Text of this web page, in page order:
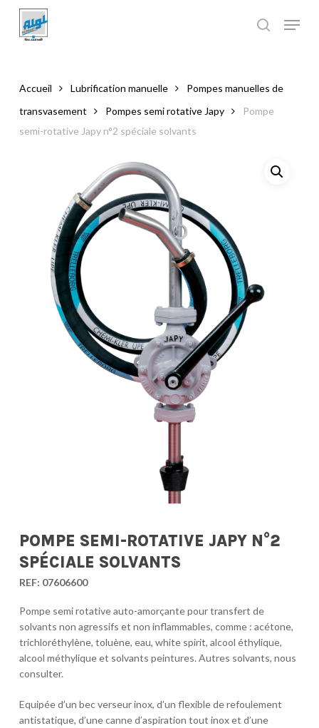
main
Accueil Lubrification manuelle
Pompes manuelles de
transvasement
Pompes semi rotative Japy
Pompe
semi-rotative Japy n°2 spéciale solvants
POMPE SEMI-ROTATIVE JAPY N°2
SPÉCIALE SOLVANTS
REF: 07606600
Pompe semi rotative auto-amorçante pour transfert de
solvants non agressifs et non inflammables, comme : acétone,
trichloréthylène, toluène, eau, white spirit, alcool éthylique,
alcool méthylique et solvants peintures. Autres solvants, nous
consulter.
Equipée d’un bec verseur inox, d’un flexible de refoulement
antistatique, d’une canne d’aspiration tout inox et d’une